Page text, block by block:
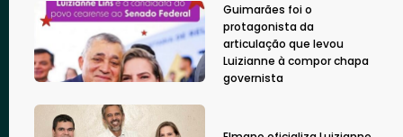
Guimarães foi o
protagonista da
articulação que levou
Luizianne à compor chapa
governista